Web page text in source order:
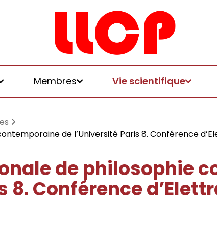
Membres Vie scientifique
logiques de
écologies, politiques
honoraires
de l’Université Paris 8. Conférence
de philosophie
8. Conférence